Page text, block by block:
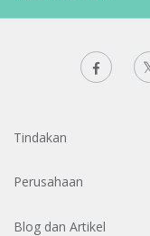
Tindakan
Perusahaan
Blog dan Artikel